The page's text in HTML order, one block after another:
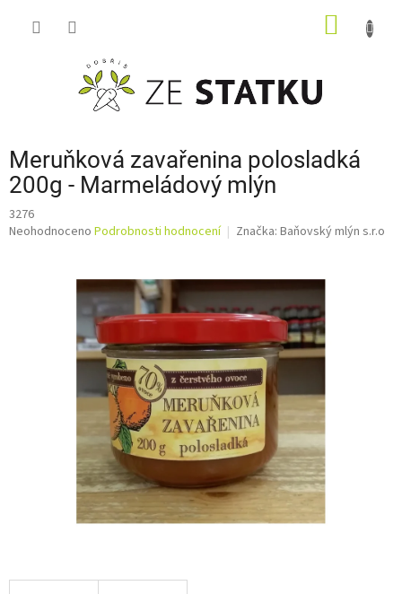
Meruňková zavařenina polosladká
200g - Marmeládový mlýn
3276
Průměrné
Neohodnoceno Podrobnosti hodnocení Značka: Baňovský mlýn s.r.o